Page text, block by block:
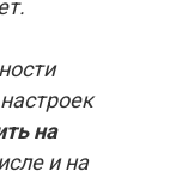
на
и на